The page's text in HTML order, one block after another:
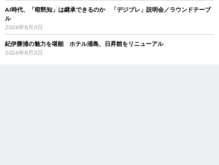
AI時代、「暗黙知」は継承できるのか 「デジブレ」説明会／ラウンドテーブ
ル
2026年8月3日
紀伊勝浦の魅力を堪能 ホテル浦島、日昇館をリニューアル
2026年8月3日